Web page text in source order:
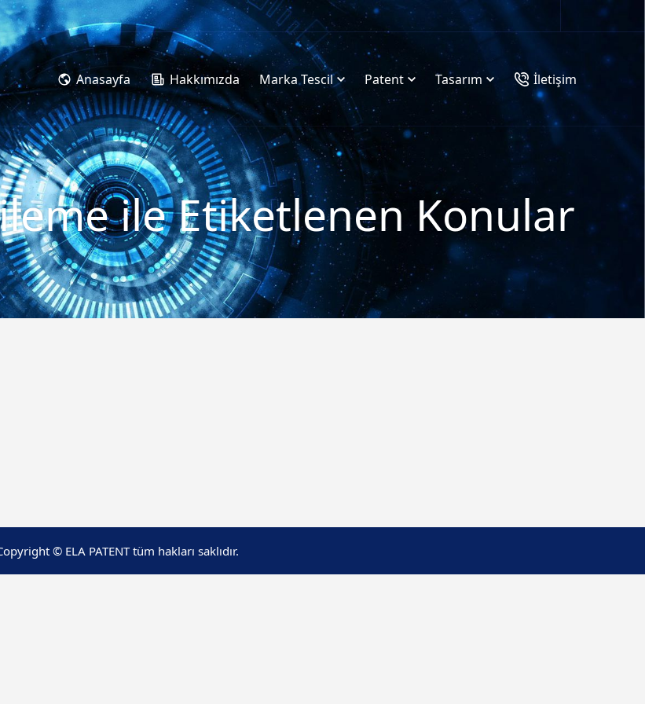
Anasayfa Hakkımızda Marka Tescil Patent Tasarım İletişim
ile Etiketlenen Konular
© ELA PATENT tüm hakları saklıdır.